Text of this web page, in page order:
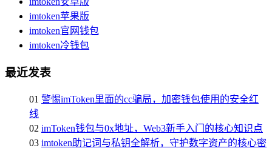
imtoken苹果版
imtoken官网钱包
imtoken冷钱包
最近发表
01 警惕imToken里面的cc骗局，加密钱包使用的安全红
线
02 imToken钱包与0x地址，Web3新手入门的核心知识点
03 imtoken助记词与私钥全解析，守护数字资产的核心密